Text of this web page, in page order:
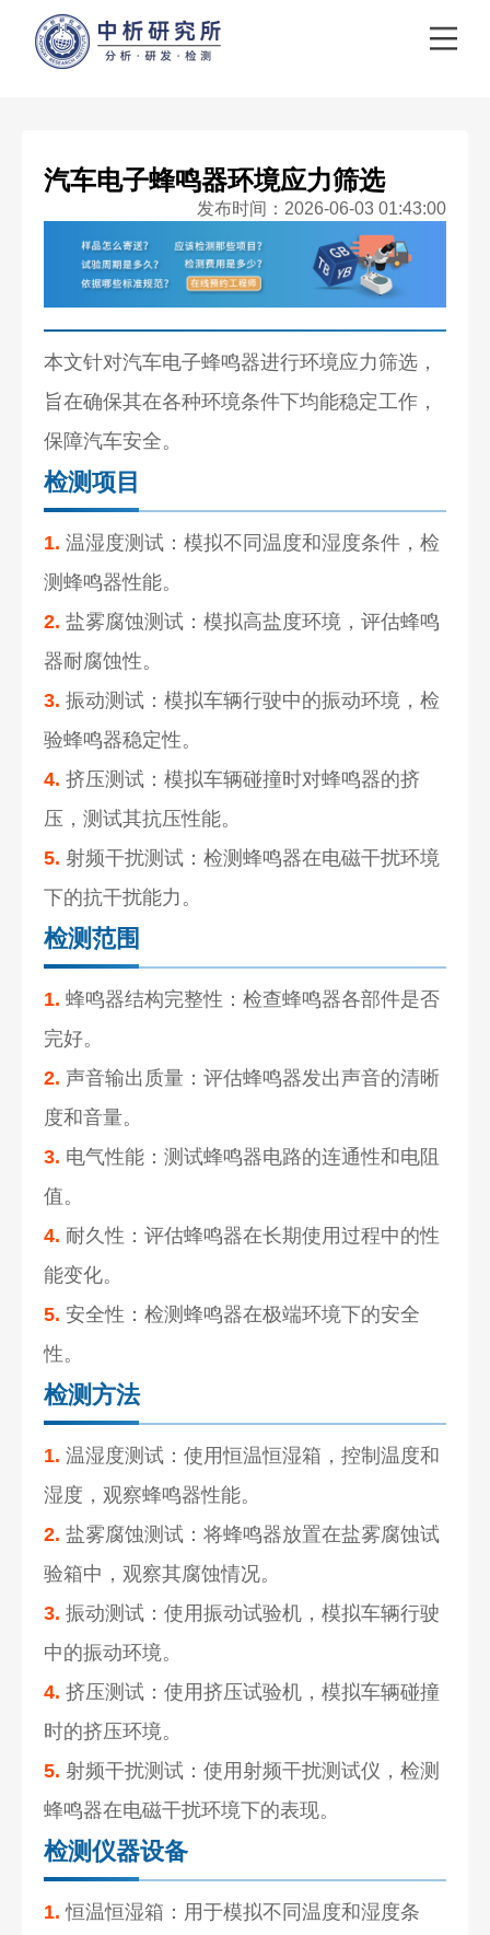
汽车电子蜂鸣器环境应力筛选
发布时间：2026-06-03 01:43:00
本文针对汽车电子蜂鸣器进行环境应力筛选，
旨在确保其在各种环境条件下均能稳定工作，
保障汽车安全。
检测项目
1. 温湿度测试：模拟不同温度和湿度条件，检
测蜂鸣器性能。
2. 盐雾腐蚀测试：模拟高盐度环境，评估蜂鸣
器耐腐蚀性。
3. 振动测试：模拟车辆行驶中的振动环境，检
验蜂鸣器稳定性。
4. 挤压测试：模拟车辆碰撞时对蜂鸣器的挤
压，测试其抗压性能。
5. 射频干扰测试：检测蜂鸣器在电磁干扰环境
下的抗干扰能力。
检测范围
1. 蜂鸣器结构完整性：检查蜂鸣器各部件是否
完好。
2. 声音输出质量：评估蜂鸣器发出声音的清晰
度和音量。
3. 电气性能：测试蜂鸣器电路的连通性和电阻
值。
4. 耐久性：评估蜂鸣器在长期使用过程中的性
能变化。
5. 安全性：检测蜂鸣器在极端环境下的安全
性。
检测方法
1. 温湿度测试：使用恒温恒湿箱，控制温度和
湿度，观察蜂鸣器性能。
2. 盐雾腐蚀测试：将蜂鸣器放置在盐雾腐蚀试
验箱中，观察其腐蚀情况。
3. 振动测试：使用振动试验机，模拟车辆行驶
中的振动环境。
4. 挤压测试：使用挤压试验机，模拟车辆碰撞
时的挤压环境。
5. 射频干扰测试：使用射频干扰测试仪，检测
蜂鸣器在电磁干扰环境下的表现。
检测仪器设备
1. 恒温恒湿箱：用于模拟不同温度和湿度条